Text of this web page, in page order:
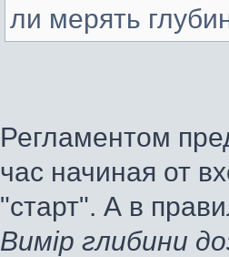
ли мерять
Регламентом
час начиная от
"старт". А в
Вимір глибини